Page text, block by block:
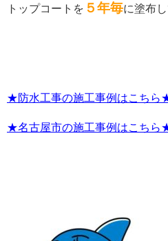
トップコートを ５年毎に塗布し
★防水工事の施工事例はこちら
★名古屋市の施工事例はこちら